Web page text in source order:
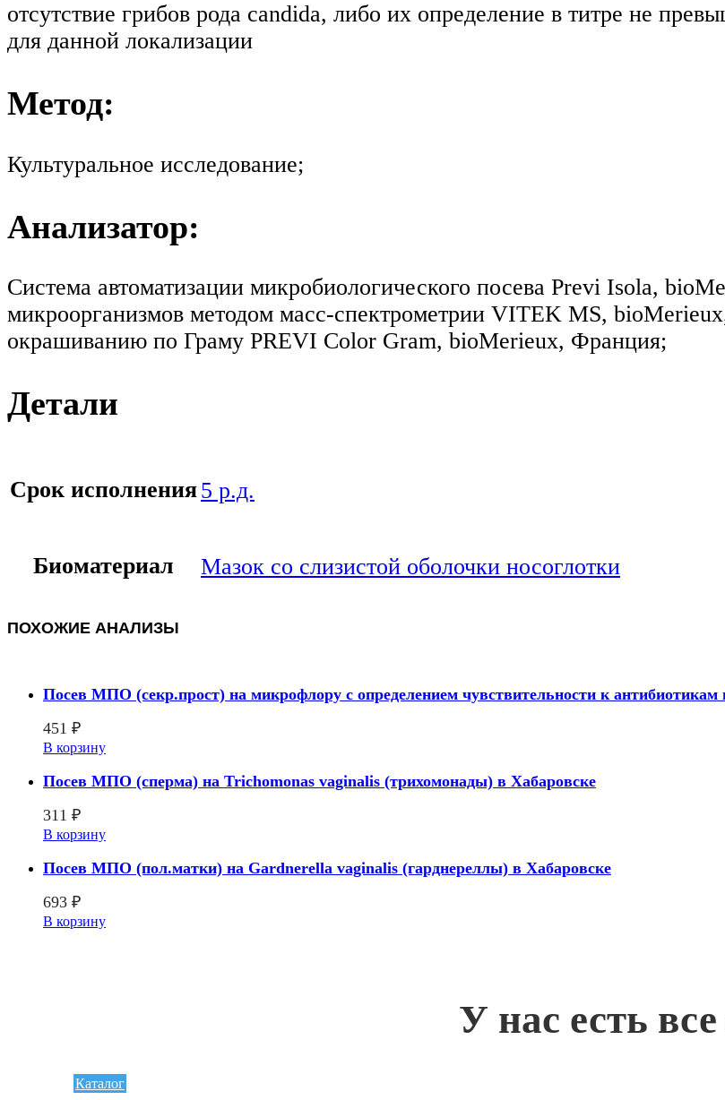
отсутствие грибов рода candida, либо их определение в титре не
для данной локализации
Метод:
Культуральное исследование;
Анализатор:
Система автоматизации микробиологического посева Previ Isola,
микроорганизмов методом масс-спектрометрии VITEK MS,
окрашиванию по Граму PREVI Color Gram, bioMerieux, Франция;
Детали
Срок исполнения5 р.д.
Биоматериал Мазок со слизистой оболочки носоглотки
ПОХОЖИЕ АНАЛИЗЫ
Посев МПО (секр.прост) на микрофлору с определением чувcтвительности к антибиотикам
451 ₽
В корзину
Посев МПО (сперма) на Trichomonas vaginalis (трихомонады) в Хабаровске
311 ₽
В корзину
Посев МПО (пол.матки) на Gardnerella vaginalis (гарднереллы) в Хабаровске
693 ₽
В корзину
У нас есть
Каталог